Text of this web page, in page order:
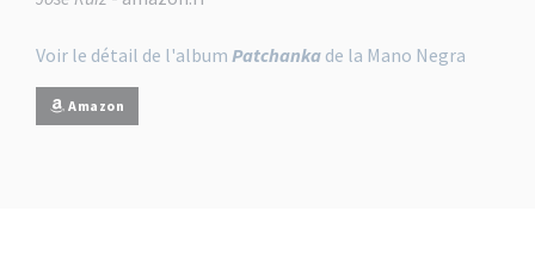
Voir le détail de l'album Patchanka de la Mano Negra
Amazon